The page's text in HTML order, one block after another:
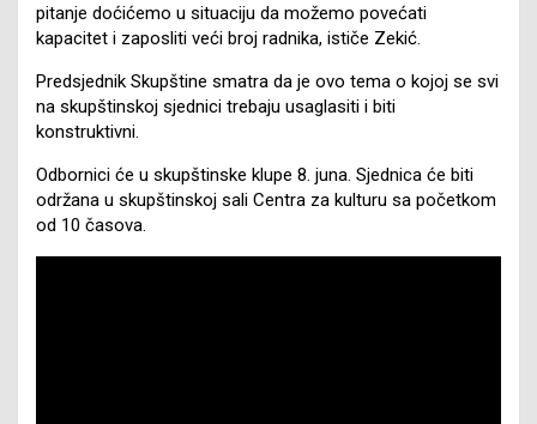
pitanje doćićemo u situaciju da možemo povećati
kapacitet i zaposliti veći broj radnika, ističe Zekić.
Predsjednik Skupštine smatra da je ovo tema o kojoj se svi
na skupštinskoj sjednici trebaju usaglasiti i biti
konstruktivni.
Odbornici će u skupštinske klupe 8. juna. Sjednica će biti
održana u skupštinskoj sali Centra za kulturu sa početkom
od 10 časova.